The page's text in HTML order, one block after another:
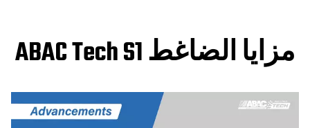
مزايا الضاغط ABAC Tech S1